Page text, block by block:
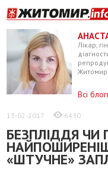
Лікар,
Всі
13-02-2017 6430
БЕЗПЛІДДЯ ЧИ
«ШТУЧНЕ»